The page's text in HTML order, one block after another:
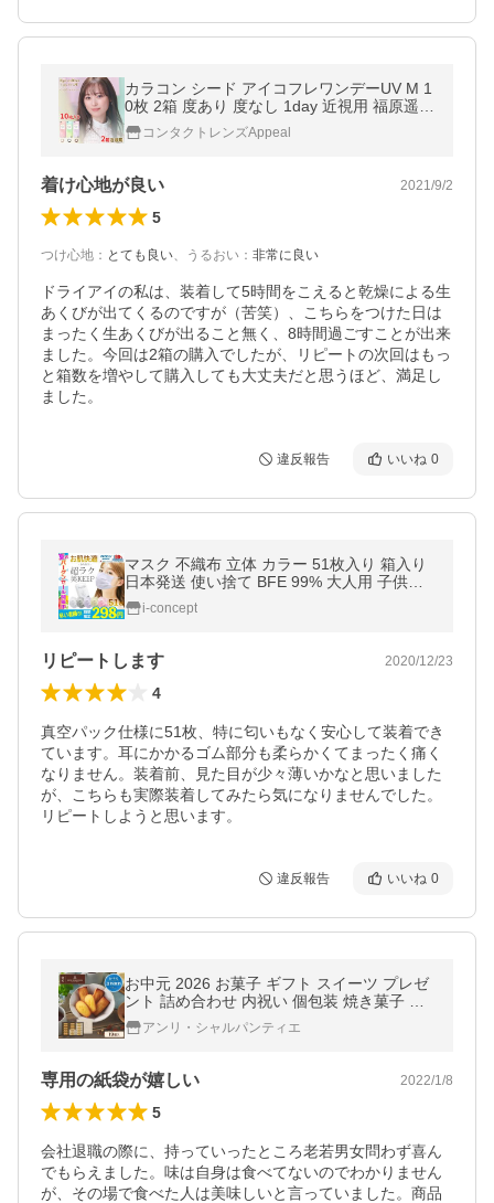
カラコン シード アイコフレワンデーUV M 1
0枚 2箱 度あり 度なし 1day 近視用 福原遥
カラーコンタクト SEED
コンタクトレンズAppeal
着け心地が良い 2021/9/2
5
つけ心地 ： とても良い、 うるおい ： 非常に良い
ドライアイの私は、装着して5時間をこえると乾燥による生
あくびが出てくるのですが（苦笑）、こちらをつけた日は
まったく生あくびが出ること無く、8時間過ごすことが出来
ました。今回は2箱の購入でしたが、リピートの次回はもっ
と箱数を増やして購入しても大丈夫だと思うほど、満足し
ました。
違反報告 いいね 0
マスク 不織布 立体 カラー 51枚入り 箱入り
日本発送 使い捨て BFE 99% 大人用 子供用
三層構造 ウイルス 花粉対策 飛沫防止 抗菌
三層構造 送料無料 セール
i-concept
リピートします 2020/12/23
4
真空パック仕様に51枚、特に匂いもなく安心して装着でき
ています。耳にかかるゴム部分も柔らかくてまったく痛く
なりません。装着前、見た目が少々薄いかなと思いました
が、こちらも実際装着してみたら気になりませんでした。
リピートしようと思います。
違反報告 いいね 0
お中元 2026 お菓子 ギフト スイーツ プレゼ
ント 詰め合わせ 内祝い 個包装 焼き菓子 ア
ンリ フィナンシェ マドレーヌ 詰合せ 19個
入 HFM-30N2
アンリ・シャルパンティエ
専用の紙袋が嬉しい 2022/1/8
5
会社退職の際に、持っていったところ老若男女問わず喜ん
でもらえました。味は自身は食べてないのでわかりません
が、その場で食べた人は美味しいと言っていました。商品